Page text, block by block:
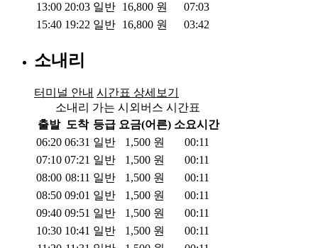
13:00 20:03 일반 16,800 원
07:03
15:40 19:22 일반 16,800 원 03:42
소내리
터미널 안내 시간표 상세보기
소내리 가는 시외버스 시간표
출발 도착 등급 요금(어른) 소요시간
06:20 06:31 일반 1,500 원
00:11
07:10 07:21 일반 1,500 원
00:11
08:00 08:11 일반 1,500 원
00:11
08:50 09:01 일반 1,500 원
00:11
09:40 09:51 일반 1,500 원
00:11
10:30 10:41 일반 1,500 원
00:11